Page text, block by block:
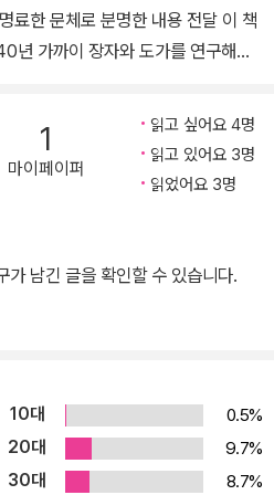
더불어 도가道家의 쌍벽으로 일컬
북송北宋 이후의 문사文士들에게
는 새로운 국가모델론』, 『장자 멘토
『민주사강』, 『태평경 역주』(전5권,
1
마이페이퍼
읽고 싶어요 4명
읽고 있어요 3명
읽었어요 3명
가 남긴 글을 확인할 수 있습니다.
10대
0.5%
20대
9.7%
30대 8.7%